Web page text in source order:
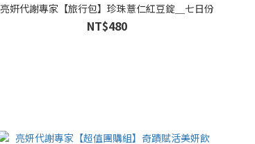
亮姸代謝專家【旅行包】珍珠薏仁紅豆錠＿七日份
NT$480